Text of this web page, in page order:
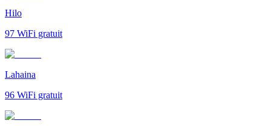
Hilo
97 WiFi gratuit
Lahaina
96 WiFi gratuit